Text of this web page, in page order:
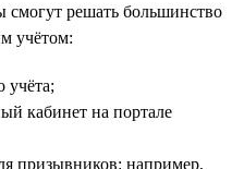
решать большинство
учётом:
учёта;
кабинет на портале
призывников: например,